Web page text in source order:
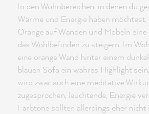
In den Wohnbereichen, in denen du
Wärme und Energie haben
Orange auf Wänden und Möbeln
das Wohlbefinden zu steigern. Im
eine orange Wand hinter einem
blauen Sofa ein wahres Highlight
wird zwar auch eine meditative
zugesprochen, leuchtende, Energie
Farbtöne sollten allerdings eher nicht